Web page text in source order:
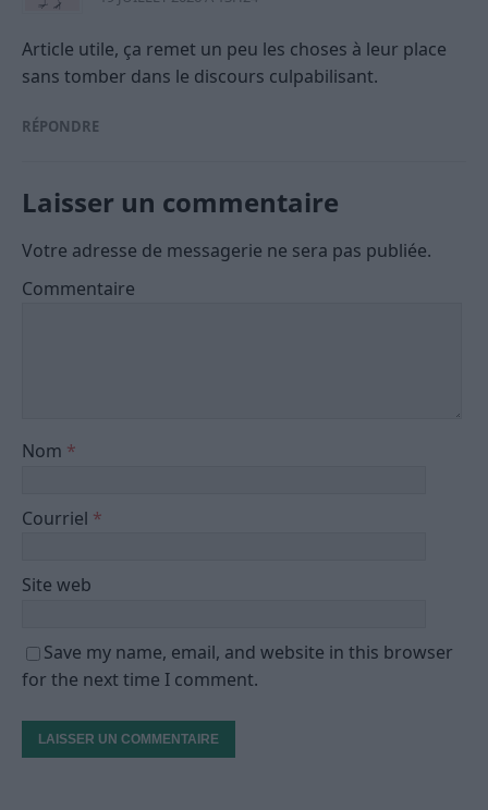
Article utile, ça remet un peu les choses à leur place
sans tomber dans le discours culpabilisant.
RÉPONDRE
Laisser un commentaire
Votre adresse de messagerie ne sera pas publiée.
Commentaire
Nom *
Courriel *
Site web
Save my name, email, and website in this browser
for the next time I comment.